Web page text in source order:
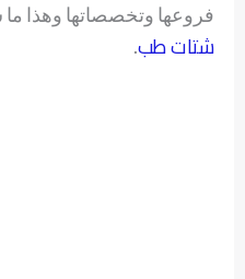
فروعها وتخصصاتها وهذا
شتات طب.